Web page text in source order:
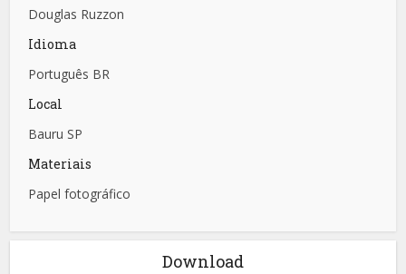
Douglas Ruzzon
Idioma
Português BR
Local
Bauru SP
Materiais
Papel fotográfico
Download